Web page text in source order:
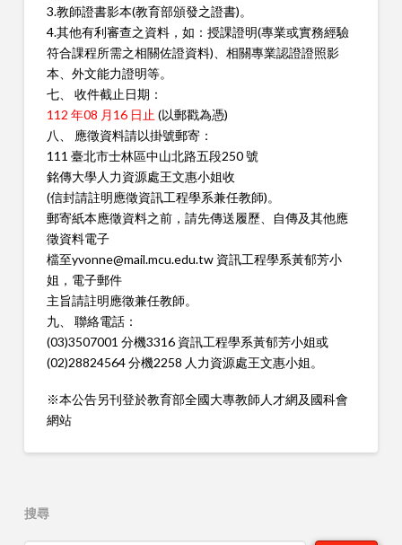
3.教師證書影本(教育部頒發之證書)。
4.其他有利審查之資料，如：授課證明(專業或實務經驗
符合課程所需之相關佐證資料)、相關專業認證證照影
本、外文能力證明等。
七、 收件截止日期：
112 年08 月16 日止 (以郵戳為憑)
八、 應徵資料請以掛號郵寄：
111 臺北市士林區中山北路五段250 號
銘傳大學人力資源處王文惠小姐收
(信封請註明應徵資訊工程學系兼任教師)。
郵寄紙本應徵資料之前，請先傳送履歷、自傳及其他應
徵資料電子
檔至yvonne@mail.mcu.edu.tw 資訊工程學系黃郁芳小
姐，電子郵件
主旨請註明應徵兼任教師。
九、 聯絡電話：
(03)3507001 分機3316 資訊工程學系黃郁芳小姐或
(02)28824564 分機2258 人力資源處王文惠小姐。
※本公告另刊登於教育部全國大專教師人才網及國科會
網站
搜尋